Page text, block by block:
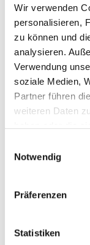
Wir verwenden
personalisieren,
zu können und
analysieren.
Verwendung
soziale Medien,
Partner führen
weiteren Daten
Notwendig
Präferenzen
Statistiken
Di bis
Haus